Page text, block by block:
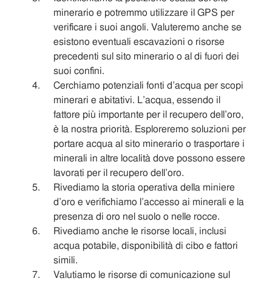
minerario e potremmo utilizzare il GPS per
verificare i suoi angoli. Valuteremo anche se
esistono eventuali escavazioni o risorse
precedenti sul sito minerario o al di fuori dei
suoi confini.
Cerchiamo potenziali fonti d’acqua per scopi
minerari e abitativi. L’acqua, essendo il
fattore più importante per il recupero dell’oro,
è la nostra priorità. Esploreremo soluzioni per
portare acqua al sito minerario o trasportare i
minerali in altre località dove possono essere
lavorati per il recupero dell’oro.
Rivediamo la storia operativa della miniere
d’oro e verifichiamo l’accesso ai minerali e la
presenza di oro nel suolo o nelle rocce.
Rivediamo anche le risorse locali, inclusi
acqua potabile, disponibilità di cibo e fattori
simili.
Valutiamo le risorse di comunicazione sul